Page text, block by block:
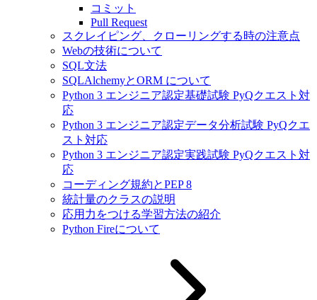
コミット
Pull Request
スクレイピング、クローリングする時の注意点
Webの技術について
SQL文法
SQLAlchemyとORM について
Python 3 エンジニア認定基礎試験 PyQクエスト対
応
Python 3 エンジニア認定データ分析試験 PyQクエ
スト対応
Python 3 エンジニア認定実践試験 PyQクエスト対
応
コーディング規約とPEP 8
統計量のクラスの説明
応用力をつける学習方法の紹介
Python Fireについて